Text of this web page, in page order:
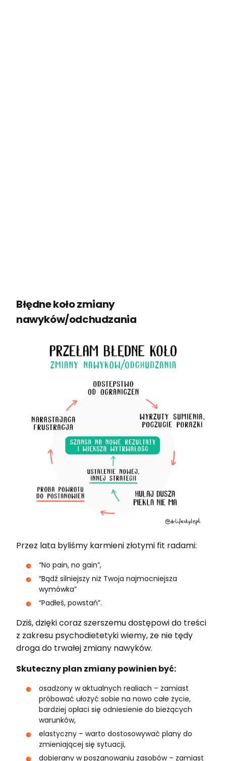
Błędne koło zmiany
nawyków/odchudzania
Przez lata byliśmy karmieni złotymi fit radami:
“No pain, no gain”,
“Bądź silniejszy niż Twoja najmocniejsza
wymówka”
“Padłeś, powstań”.
Dziś, dzięki coraz szerszemu dostępowi do treści
z zakresu psychodietetyki wiemy, że nie tędy
droga do trwałej zmiany nawyków.
Skuteczny plan zmiany powinien być:
osadzony w aktualnych realiach – zamiast
próbować ułożyć sobie na nowo całe życie,
bardziej opłaci się odniesienie do bieżących
warunków,
elastyczny – warto dostosowywać plany do
zmieniającej się sytuacji,
dobierany w poszanowaniu zasobów – zamiast